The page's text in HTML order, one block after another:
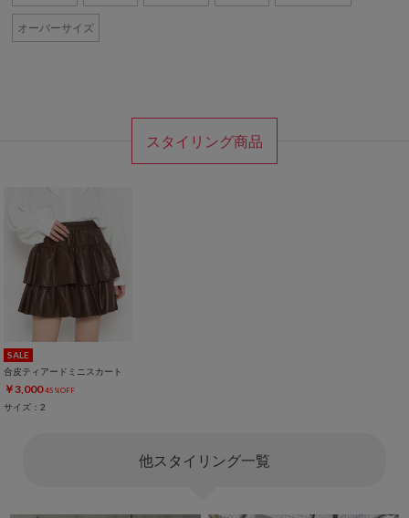
オーバーサイズ
スタイリング商品
SALE
合皮ティアードミニスカート
￥3,000 45%OFF
サイズ：2
他スタイリング一覧